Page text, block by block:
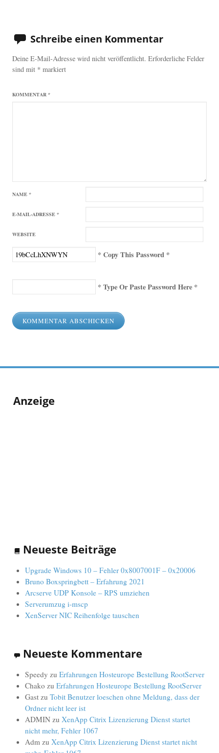
Schreibe einen Kommentar
Deine E-Mail-Adresse wird nicht veröffentlicht. Erforderliche Felder
sind mit * markiert
KOMMENTAR*
NAME*
E-MAIL-ADRESSE*
WEBSITE
* Copy This Password *
* Type Or Paste Password Here *
Anzeige
Neueste Beiträge
Upgrade Windows 10 – Fehler 0x8007001F – 0x20006
Bruno Boxspringbett – Erfahrung 2021
Arcserve UDP Konsole – RPS umziehen
Serverumzug i-mscp
XenServer NIC Reihenfolge tauschen
Neueste Kommentare
Speedy zu Erfahrungen Hosteurope Bestellung RootServer
Chakozu Erfahrungen Hosteurope Bestellung RootServer
Gastzu Tobit Benutzer loeschen ohne Meldung, dass der
Ordner nicht leer ist
ADMINzu XenApp Citrix Lizenzierung Dienst startet
nicht mehr, Fehler 1067
Adm zu XenApp Citrix Lizenzierung Dienst startet nicht